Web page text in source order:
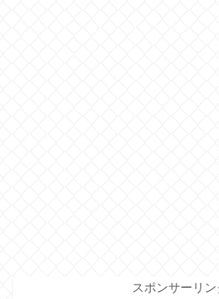
スポンサーリン